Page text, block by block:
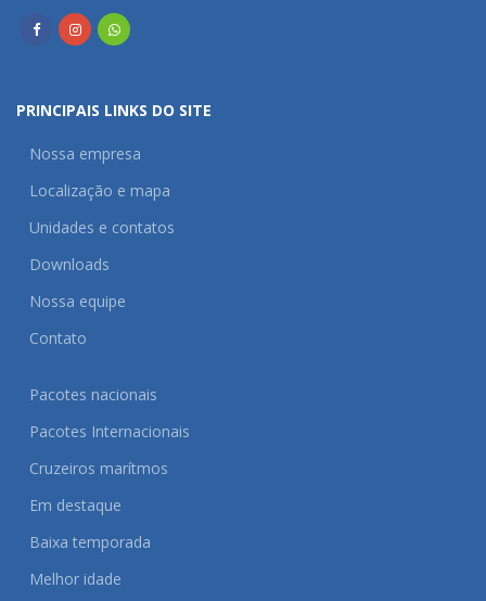
PRINCIPAIS LINKS DO SITE
Nossa empresa
Localização e mapa
Unidades e contatos
Downloads
Nossa equipe
Contato
Pacotes nacionais
Pacotes Internacionais
Cruzeiros marítmos
Em destaque
Baixa temporada
Melhor idade